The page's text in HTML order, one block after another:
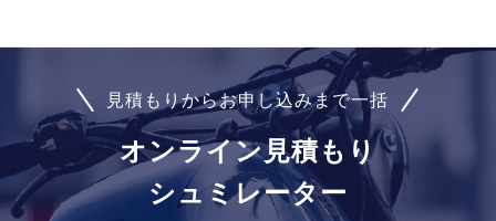
見積もりからお申し込みまで一括
オンライン見積もり
シュミレーター